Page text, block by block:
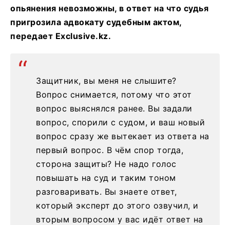
опьянения невозможны, в ответ на что судья
пригрозила адвокату судебным актом,
передает Exclusive.kz.
Защитник, вы меня не слышите?
Вопрос снимается, потому что этот
вопрос выяснялся ранее. Вы задали
вопрос, спорили с судом, и ваш новый
вопрос сразу же вытекает из ответа на
первый вопрос. В чём спор тогда,
сторона защиты? Не надо голос
повышать на суд и таким тоном
разговаривать. Вы знаете ответ,
который эксперт до этого озвучил, и
вторым вопросом у вас идёт ответ на